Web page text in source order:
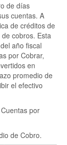
de días
cuentas. A
de créditos de
cobros. Esta
año fiscal
por Cobrar,
en
promedio de
el efectivo
por
de Cobro.